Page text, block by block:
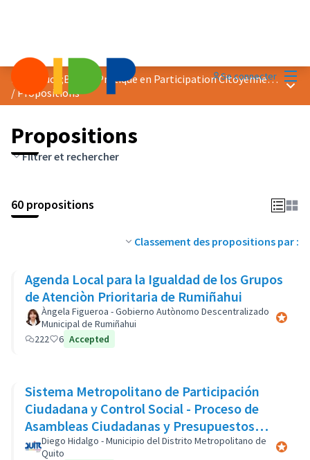
Se connecter
Prix &quot;Bonne Pratique en Participation Citoyenne&quot; 2018
/Propositions
Propositions
Filtrer et rechercher
60 propositions
Classement des propositions par :
Agenda Local para la Igualdad de los Grupos
de Atenciòn Prioritaria de Rumiñahui
Àngela Figueroa - Gobierno Autònomo Descentralizado
Municipal de Rumiñahui
222
6 Accepted
Sistema Metropolitano de Participación
Ciudadana y Control Social - Proceso de
Asambleas Ciudadanas y Presupuestos
Participativos
Diego Hidalgo - Municipio del Distrito Metropolitano de
Quito